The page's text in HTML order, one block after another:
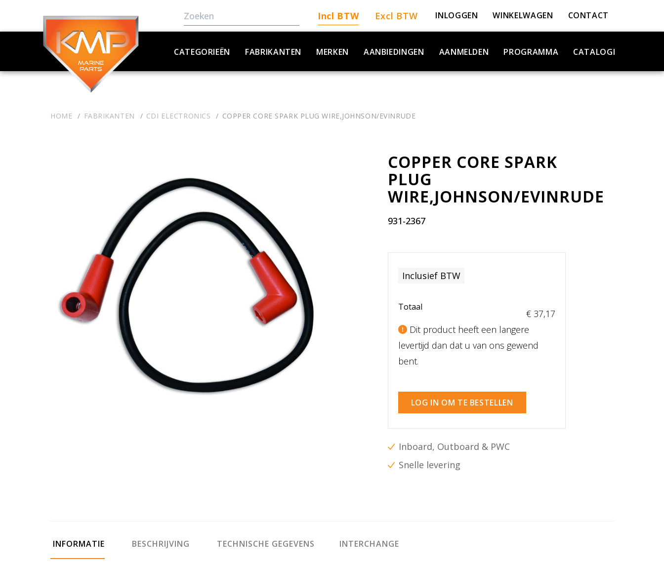
Incl BTW Excl BTW INLOGGEN WINKELWAGEN CONTACT
CATEGORIEËN FABRIKANTEN MERKEN AANBIEDINGEN AANMELDEN PROGRAMMA CATALOGI
HOME FABRIKANTEN CDI ELECTRONICS COPPER CORE SPARK PLUG WIRE,JOHNSON/EVINRUDE
COPPER CORE SPARK
PLUG
WIRE,JOHNSON/EVINRUDE
931-2367
Inclusief BTW
Totaal
€ 37,17
Dit product heeft een langere
levertijd dan dat u van ons gewend
bent.
LOG IN OM TE BESTELLEN
Inboard, Outboard & PWC
Snelle levering
INFORMATIE BESCHRIJVING TECHNISCHE GEGEVENS INTERCHANGE